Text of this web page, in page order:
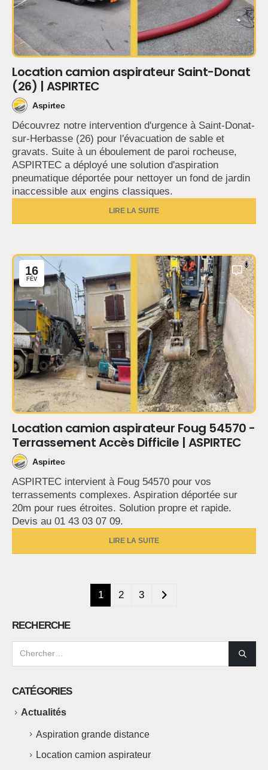
Location camion aspirateur Saint-Donat
(26) | ASPIRTEC
Aspirtec
Découvrez notre intervention d'urgence à Saint-Donat-
sur-Herbasse (26) pour l'évacuation de sable et
gravats. Suite à un éboulement de paroi rocheuse,
ASPIRTEC a déployé une solution d'aspiration
pneumatique déportée pour nettoyer un fond de jardin
inaccessible aux engins classiques.
LIRE LA SUITE
16
FÉV
0
Location camion aspirateur Foug 54570 -
Terrassement Accès Difficile | ASPIRTEC
Aspirtec
ASPIRTEC intervient à Foug 54570 pour vos
terrassements complexes. Aspiration déportée sur
20m pour rues étroites. Solution propre et rapide.
Devis au 01 43 03 07 09.
LIRE LA SUITE
1 2 3
RECHERCHE
CATÉGORIES
Actualités
Aspiration grande distance
Location camion aspirateur